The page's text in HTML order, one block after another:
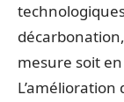
mesure soit